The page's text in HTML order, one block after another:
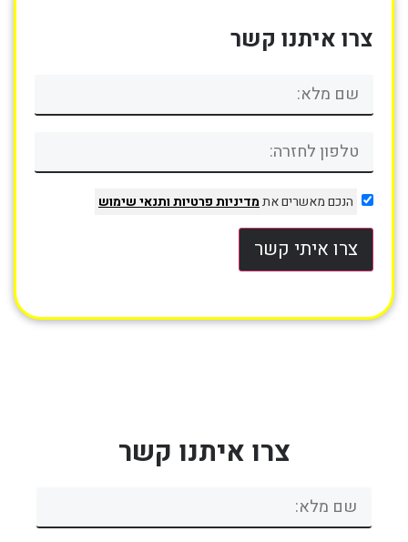
צרו איתנו קשר
הנכם מאשרים אתמדיניות פרטיותותנאי שימוש
צרו איתי קשר
צרו איתנו קשר